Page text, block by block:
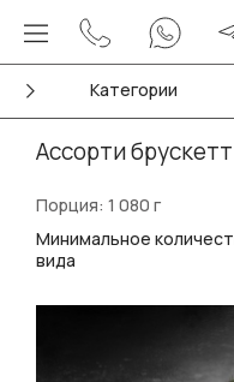
Категории
Ассорти
Порция: 1 080 г
Минимальное
вида